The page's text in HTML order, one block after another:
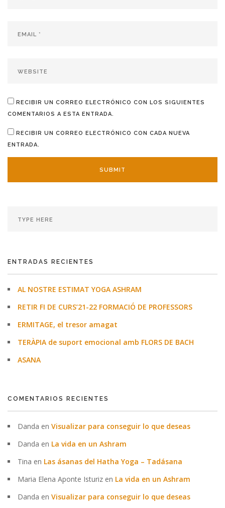
RECIBIR UN CORREO ELECTRÓNICO CON LOS SIGUIENTES
COMENTARIOS A ESTA ENTRADA.
RECIBIR UN CORREO ELECTRÓNICO CON CADA NUEVA
ENTRADA.
ENTRADAS RECIENTES
AL NOSTRE ESTIMAT YOGA ASHRAM
RETIR FI DE CURS’21-22 FORMACIÓ DE PROFESSORS
ERMITAGE, el tresor amagat
TERÀPIA de suport emocional amb FLORS DE BACH
ASANA
COMENTARIOS RECIENTES
Danda en Visualizar para conseguir lo que deseas
Danda en La vida en un Ashram
Tina en Las ásanas del Hatha Yoga – Tadásana
Maria Elena Aponte Isturiz en La vida en un Ashram
Danda en Visualizar para conseguir lo que deseas